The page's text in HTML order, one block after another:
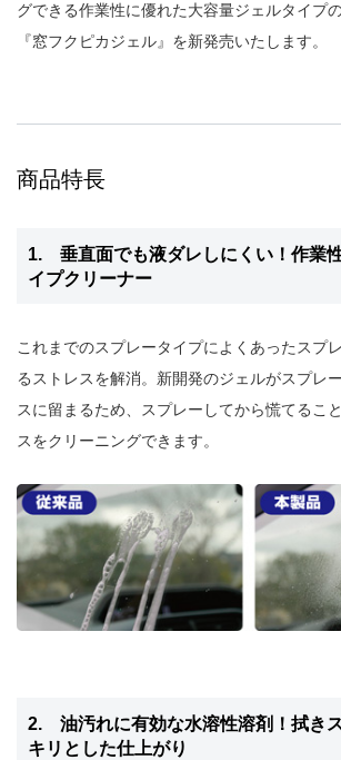
グできる作業性に優れた大容量ジェルタイプ
『窓フクピカジェル』を新発売いたします。
商品特長
1. 垂直面でも液ダレしにくい！作業
イプクリーナー
これまでのスプレータイプによくあったスプ
るストレスを解消。新開発のジェルがスプレ
スに留まるため、スプレーしてから慌てるこ
スをクリーニングできます。
2. 油汚れに有効な水溶性溶剤！拭き
キリとした仕上がり